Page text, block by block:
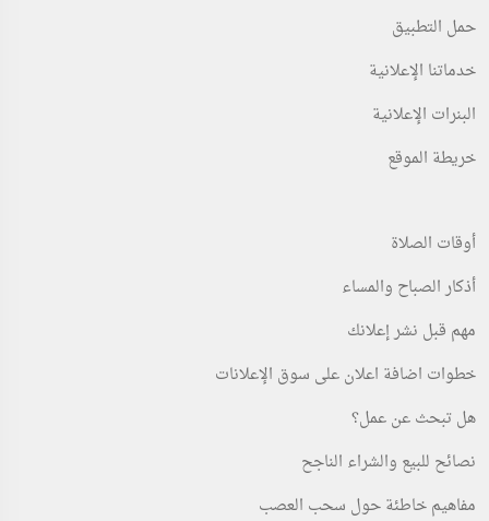
الرياض
خدمات
توظيف رجال ونساء براتب ممتاز جدا
الرياض
تم النشر 1 day مضت
خدمات كروت العمل تدبيل كرت عمل
حمل التطبيق
خدماتنا الإعلانية
البنرات الإعلانية
خريطة الموقع
أوقات الصلاة
أذكار الصباح والمساء
مهم قبل نشر إعلانك
خطوات اضافة اعلان على سوق الإعلانات
هل تبحث عن عمل؟
نصائح للبيع والشراء الناجح
مفاهيم خاطئة حول سحب العصب